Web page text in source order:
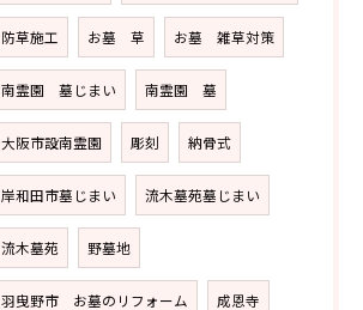
防草施工 お墓 草 お墓 雑草対策
南霊園 墓じまい 南霊園 墓
大阪市設南霊園 彫刻 納骨式
岸和田市墓じまい 流木墓苑墓じまい
流木墓苑 野墓地
羽曳野市 お墓のリフォーム 成恩寺